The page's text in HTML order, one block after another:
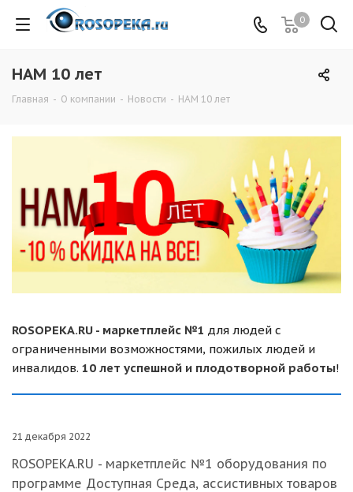
0
НАМ 10 лет
Главная - О компании - Новости - НАМ 10 лет
ROSOPEKA.RU - маркетплейс №1 для людей с
ограниченными возможностями, пожилых людей и
инвалидов. 10 лет успешной и плодотворной работы!
21 декабря 2022
ROSOPEKA.RU - маркетплейс №1 оборудования по
программе Доступная Среда, ассистивных товаров